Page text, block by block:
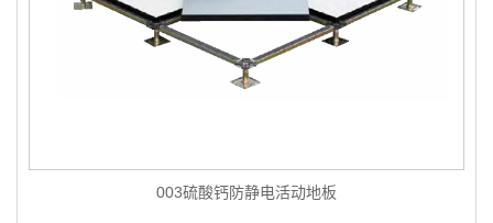
003硫酸钙防静电活动地板